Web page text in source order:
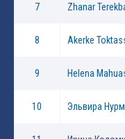
7 Zhanar
8 Akerke
9 Helena
10 Эльвира